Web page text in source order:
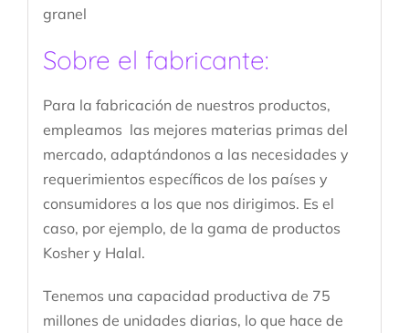
granel
Sobre el fabricante:
Para la fabricación de nuestros productos,
empleamos las mejores materias primas del
mercado, adaptándonos a las necesidades y
requerimientos específicos de los países y
consumidores a los que nos dirigimos. Es el
caso, por ejemplo, de la gama de productos
Kosher y Halal.
Tenemos una capacidad productiva de 75
millones de unidades diarias, lo que hace de